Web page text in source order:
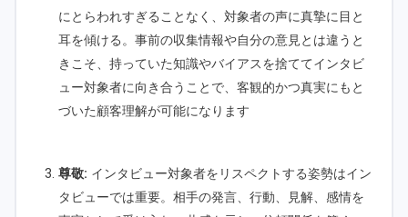
にとらわれすぎることなく、対象者の声に真摯に目と
耳を傾ける。事前の収集情報や自分の意見とは違うと
きこそ、持っていた知識やバイアスを捨ててインタビ
ュー対象者に向き合うことで、客観的かつ真実にもと
づいた顧客理解が可能になります
尊敬: インタビュー対象者をリスペクトする姿勢はイン
タビューでは重要。相手の発言、行動、見解、感情を